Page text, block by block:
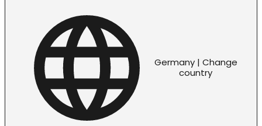
Germany | Change
country